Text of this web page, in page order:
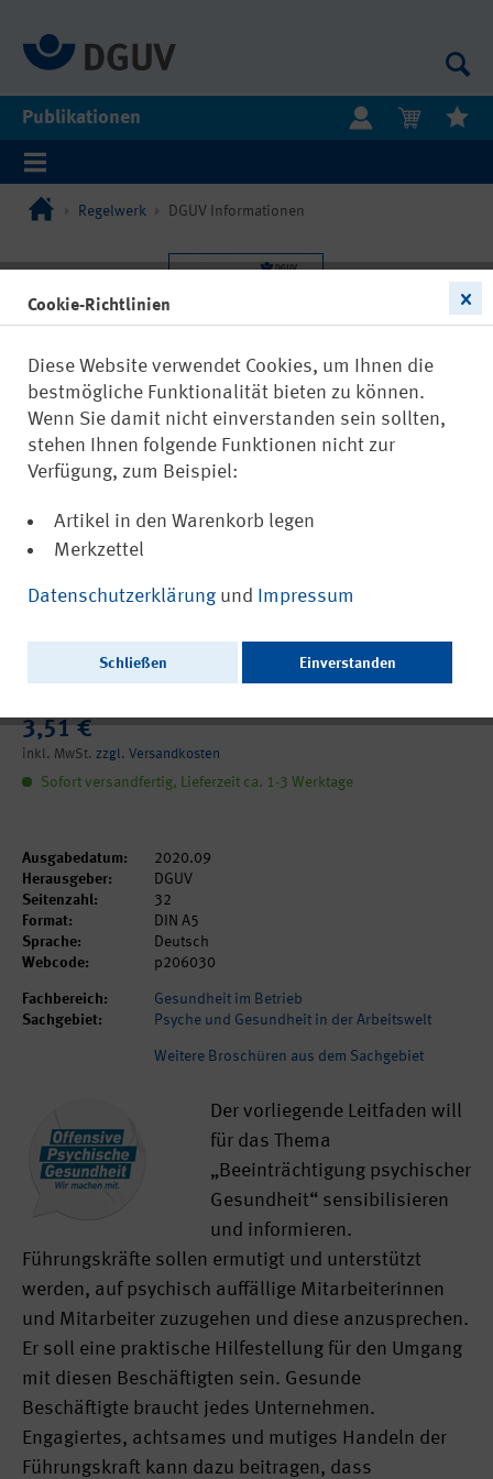
Publikationen
Regelwerk DGUV Informationen
DGUV Information 206-030
Beschäftigten – Handlungsleitfaden für
Führungskräfte
3,51 €
inkl. MwSt. zzgl. Versandkosten
Sofort versandfertig, Lieferzeit ca. 1-3 Werktage
Ausgabedatum:
2020.09
Herausgeber:
DGUV
Seitenzahl:
32
Format:
DIN A5
Sprache:
Deutsch
Webcode:
p206030
Fachbereich:
Gesundheit im Betrieb
Sachgebiet:
Psyche und Gesundheit in der Arbeitswelt
Weitere Broschüren aus dem Sachgebiet
Der vorliegende Leitfaden will
für das Thema
„Beeinträchtigung psychischer
Gesundheit“ sensibilisieren
und informieren.
Führungskräfte sollen ermutigt und unterstützt
werden, auf psychisch auffällige Mitarbeiterinnen
und Mitarbeiter zuzugehen und diese anzusprechen.
Er soll eine praktische Hilfestellung für den Umgang
mit diesen Beschäftigten sein. Gesunde
Beschäftigte braucht jedes Unternehmen.
Engagiertes, achtsames und mutiges Handeln der
Führungskraft kann dazu beitragen, dass
Cookie-Richtlinien
Diese Website verwendet Cookies, um Ihnen die
bestmögliche Funktionalität bieten zu können.
Wenn Sie damit nicht einverstanden sein sollten,
stehen Ihnen folgende Funktionen nicht zur
Verfügung, zum Beispiel:
Artikel in den Warenkorb legen
Merkzettel
Datenschutzerklärung und Impressum
Schließen Einverstanden